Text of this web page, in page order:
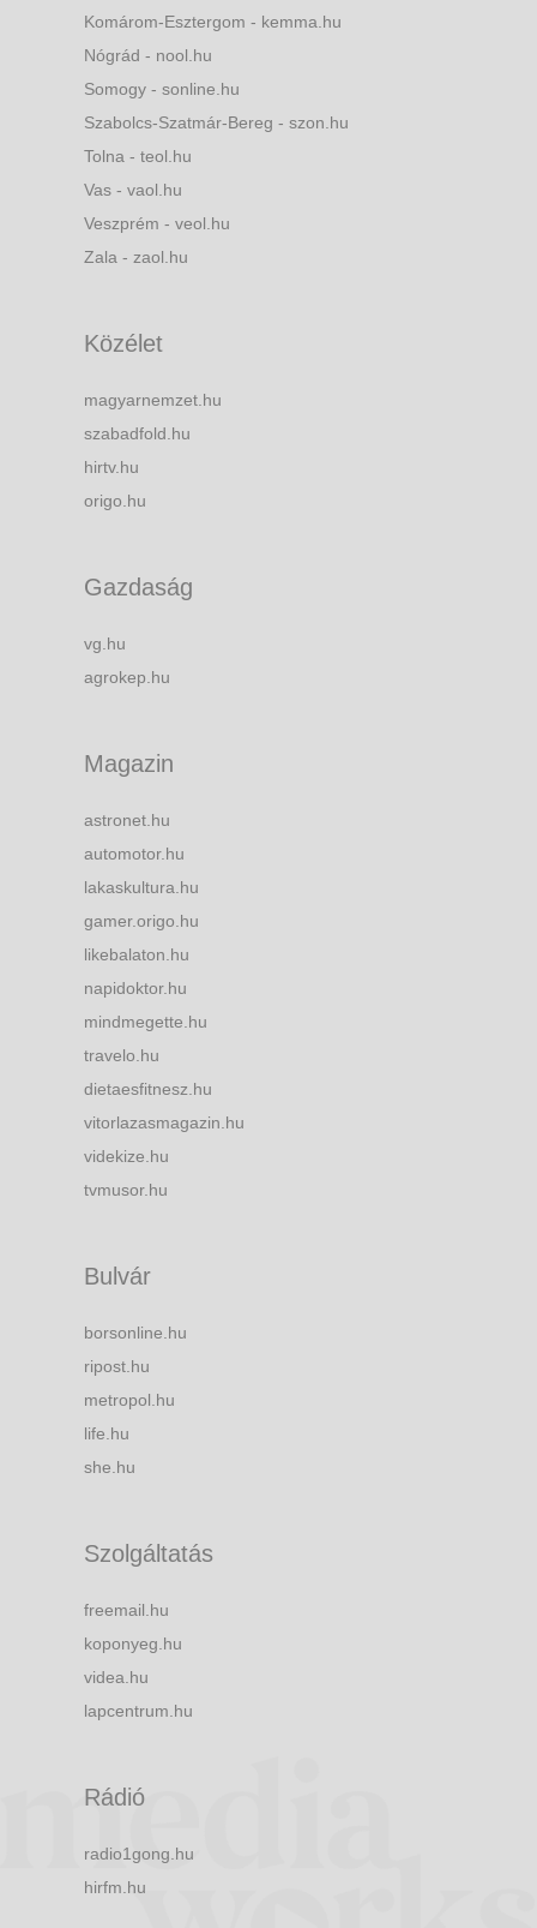
Komárom-Esztergom - kemma.hu
Nógrád - nool.hu
Somogy - sonline.hu
Szabolcs-Szatmár-Bereg - szon.hu
Tolna - teol.hu
Vas - vaol.hu
Veszprém - veol.hu
Zala - zaol.hu
Közélet
magyarnemzet.hu
szabadfold.hu
hirtv.hu
origo.hu
Gazdaság
vg.hu
agrokep.hu
Magazin
astronet.hu
automotor.hu
lakaskultura.hu
gamer.origo.hu
likebalaton.hu
napidoktor.hu
mindmegette.hu
travelo.hu
dietaesfitnesz.hu
vitorlazasmagazin.hu
videkize.hu
tvmusor.hu
Bulvár
borsonline.hu
ripost.hu
metropol.hu
life.hu
she.hu
Szolgáltatás
freemail.hu
koponyeg.hu
videa.hu
lapcentrum.hu
Rádió
radio1gong.hu
hirfm.hu